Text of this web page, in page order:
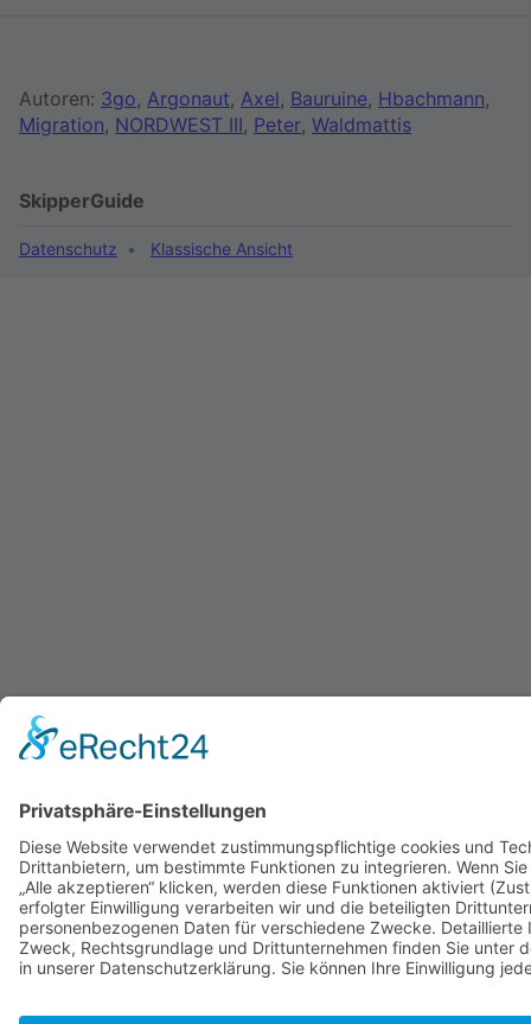
Autoren: 3go, Argonaut, Axel, Bauruine, Hbachmann,
Migration, NORDWEST III, Peter, Waldmattis
SkipperGuide
Datenschutz Klassische Ansicht